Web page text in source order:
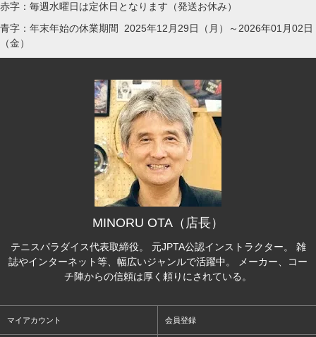
赤字：毎週水曜日は定休日となります（発送お休み）
青字：年末年始の休業期間 2025年12月29日（月）～2026年01月02日
（金）
MINORU OTA（店長）
テニスパラダイス代表取締役。 元JPTA公認インストラクター。 雑
誌やインターネット等、幅広いジャンルで活躍中。 メーカー、コー
チ陣からの信頼は厚く頼りにされている。
マイアカウント 会員登録